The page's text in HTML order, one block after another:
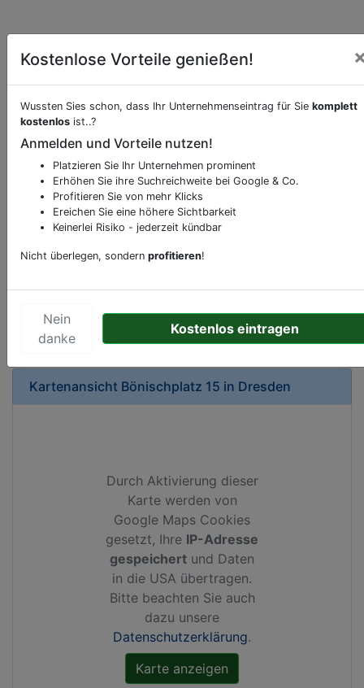
Beschreibung & Services von
Restaurant-Imbiss
Sie möchten eine Beschreibung, Dienstleistung
oder andere relevante Informationen hinzufügen?
Klicken Sie bitte hierum uns zu kontaktieren.
Gerne erweitern wir Ihren Firmeneintrag um
Ihr Unternehmen anbietet und womit Sie sich von
Kartenansicht Bönischplatz 15 in Dresden
Durch Aktivierung dieser
Karte werden von
Google Maps Cookies
gesetzt, Ihre IP-Adresse
gespeichert und Daten
in die USA übertragen.
Bitte beachten Sie auch
dazu unsere
Datenschutzerklärung.
Kostenlose Vorteile genießen!
Wussten Sies schon, dass Ihr Unternehmenseintrag für Sie komplett
kostenlos ist..?
Anmelden und Vorteile nutzen!
Platzieren Sie Ihr Unternehmen prominent
Erhöhen Sie ihre Suchreichweite bei Google & Co.
Profitieren Sie von mehr Klicks
Ereichen Sie eine höhere Sichtbarkeit
Keinerlei Risiko - jederzeit kündbar
Nicht überlegen, sondern profitieren!
Nein
danke
Kostenlos eintragen